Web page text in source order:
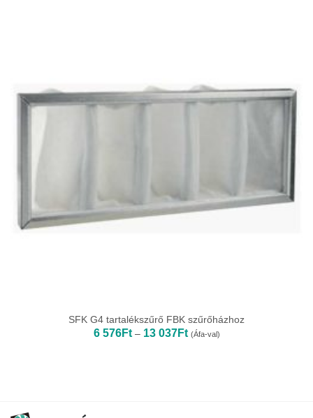
SFK G4 tartalékszűrő FBK szűrőházhoz
6 576Ft – 13 037FtÁrtartomány:
6
(Áfa-val)